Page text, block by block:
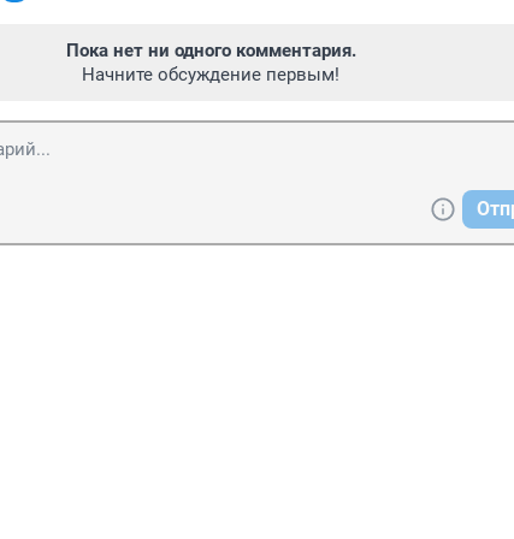
Пока нет ни одного комментария.
Начните обсуждение первым!